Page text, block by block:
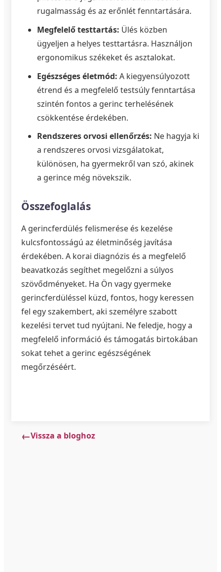
rugalmasság és az erőnlét fenntartására.
Megfelelő testtartás: Ülés közben
ügyeljen a helyes testtartásra. Használjon
ergonomikus székeket és asztalokat.
Egészséges életmód: A kiegyensúlyozott
étrend és a megfelelő testsúly fenntartása
szintén fontos a gerinc terhelésének
csökkentése érdekében.
Rendszeres orvosi ellenőrzés: Ne hagyja ki
a rendszeres orvosi vizsgálatokat,
különösen, ha gyermekről van szó, akinek
a gerince még növekszik.
Összefoglalás
A gerincferdülés felismerése és kezelése
kulcsfontosságú az életminőség javítása
érdekében. A korai diagnózis és a megfelelő
beavatkozás segíthet megelőzni a súlyos
szövődményeket. Ha Ön vagy gyermeke
gerincferdüléssel küzd, fontos, hogy keressen
fel egy szakembert, aki személyre szabott
kezelési tervet tud nyújtani. Ne feledje, hogy a
megfelelő információ és támogatás birtokában
sokat tehet a gerinc egészségének
megőrzéséért.
Vissza a bloghoz